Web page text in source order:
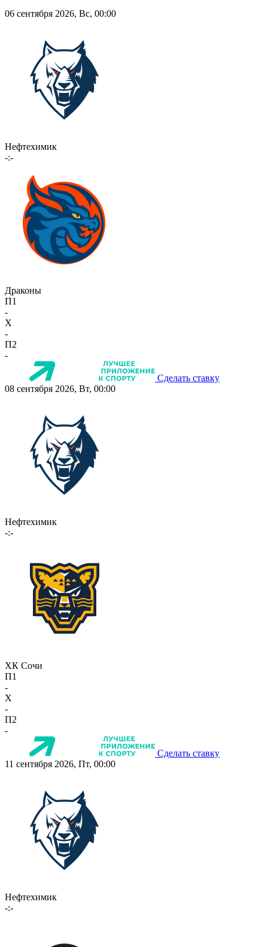
06 сентября 2026, Вс, 00:00
Нефтехимик
-:-
Драконы
П1
-
X
-
П2
-
Сделать ставку
08 сентября 2026, Вт, 00:00
Нефтехимик
-:-
ХК Сочи
П1
-
X
-
П2
-
Сделать ставку
11 сентября 2026, Пт, 00:00
Нефтехимик
-:-